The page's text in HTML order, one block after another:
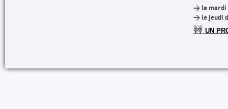
> le mardi
> le jeudi
🚧 UN